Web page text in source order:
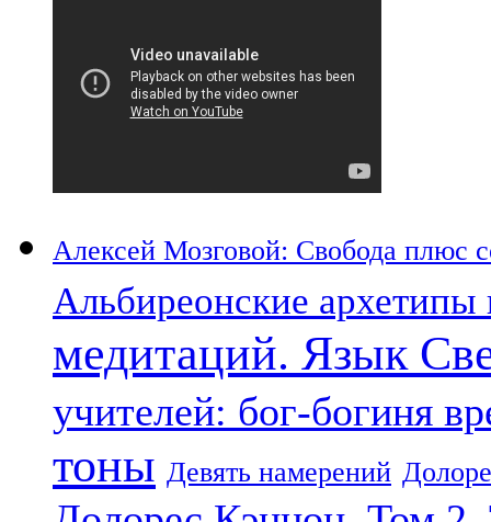
Алексей Мозговой: Свобода плюс
Альбиреонские
медитаций. Язык
учителей: бог-богиня
тоны Девять намерений